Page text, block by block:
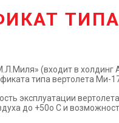
(входит в
типа вертолета Ми-
эксплуатации
до +50о С и